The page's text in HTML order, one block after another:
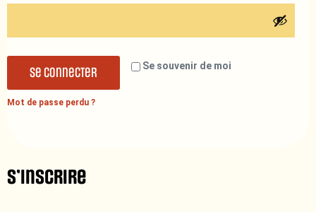
Se souvenir de moi
Se connecter
Mot de passe perdu ?
S’inscrire